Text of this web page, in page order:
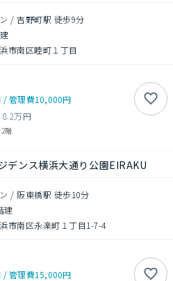
/ 吉野町駅 徒歩9分
市南区睦町１丁目
/管理費10,000円
8.2万円
2階
デンス横浜大通り公園EIRAKU
/ 阪東橋駅 徒歩10分
建
市南区永楽町１丁目1-7-4
/管理費15,000円